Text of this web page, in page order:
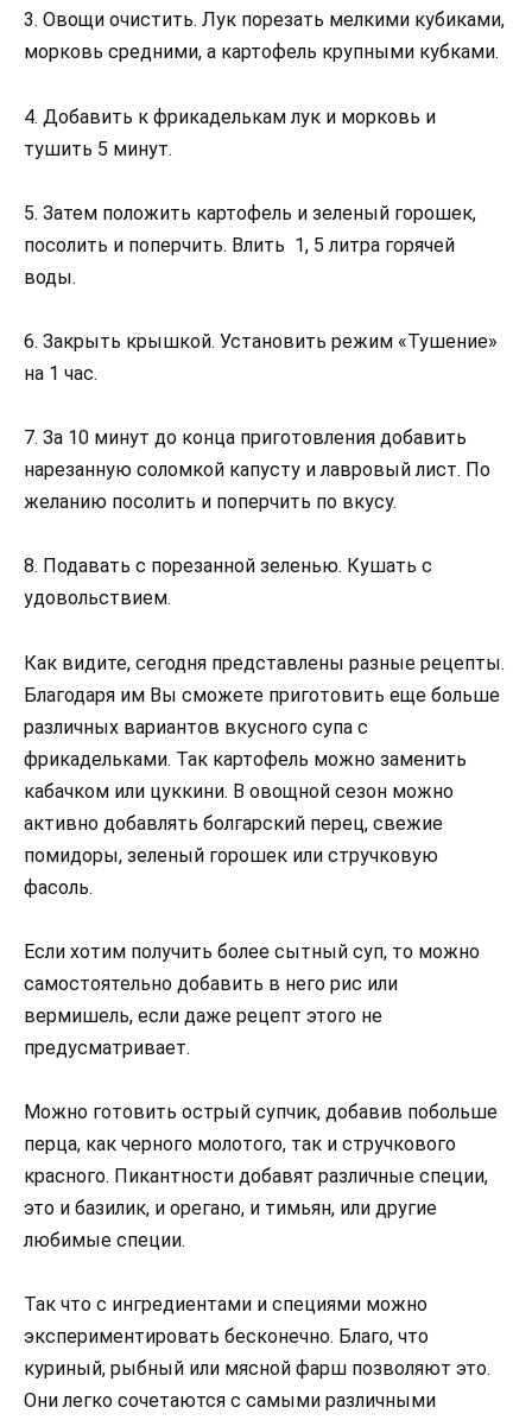
3. Овощи очистить. Лук порезать мелкими кубиками,
морковь средними, а картофель крупными кубками.
4. Добавить к фрикаделькам лук и морковь и
тушить 5 минут.
5. Затем положить картофель и зеленый горошек,
посолить и поперчить. Влить 1, 5 литра горячей
воды.
6. Закрыть крышкой. Установить режим «Тушение»
на 1 час.
7. За 10 минут до конца приготовления добавить
нарезанную соломкой капусту и лавровый лист. По
желанию посолить и поперчить по вкусу.
8. Подавать с порезанной зеленью. Кушать с
удовольствием.
Как видите, сегодня представлены разные рецепты.
Благодаря им Вы сможете приготовить еще больше
различных вариантов вкусного супа с
фрикадельками. Так картофель можно заменить
кабачком или цуккини. В овощной сезон можно
активно добавлять болгарский перец, свежие
помидоры, зеленый горошек или стручковую
фасоль.
Если хотим получить более сытный суп, то можно
самостоятельно добавить в него рис или
вермишель, если даже рецепт этого не
предусматривает.
Можно готовить острый супчик, добавив побольше
перца, как черного молотого, так и стручкового
красного. Пикантности добавят различные специи,
это и базилик, и орегано, и тимьян, или другие
любимые специи.
Так что с ингредиентами и специями можно
экспериментировать бесконечно. Благо, что
куриный, рыбный или мясной фарш позволяют это.
Они легко сочетаются с самыми различными